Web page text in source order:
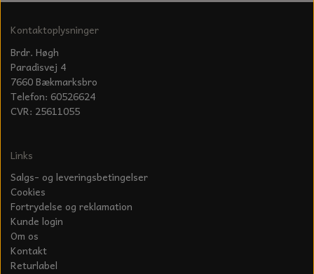
Kontaktoplysninger
Brdr. Høgh
Paradisvej 4
7660 Bækmarksbro
Telefon: 60526624
CVR: 25611055
Links
Salgs- og leveringsbetingelser
Cookies
Fortrydelse og reklamation
Kunde login
Om os
Kontakt
Returlabel